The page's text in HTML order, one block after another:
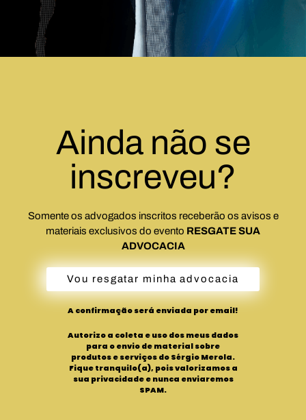
Ainda não se
inscreveu?
Somente os advogados inscritos receberão os avisos e
materiais exclusivos do evento RESGATE SUA
ADVOCACIA
Vou resgatar minha advocacia
A confirmação será enviada por email!
Autorizo a coleta e uso dos meus dados
para o envio de material sobre
produtos e serviços do Sérgio Merola.
Fique tranquilo(a), pois valorizamos a
sua privacidade e nunca enviaremos
SPAM.